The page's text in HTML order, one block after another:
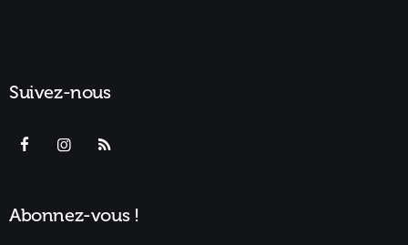
Suivez-nous
Abonnez-vous !